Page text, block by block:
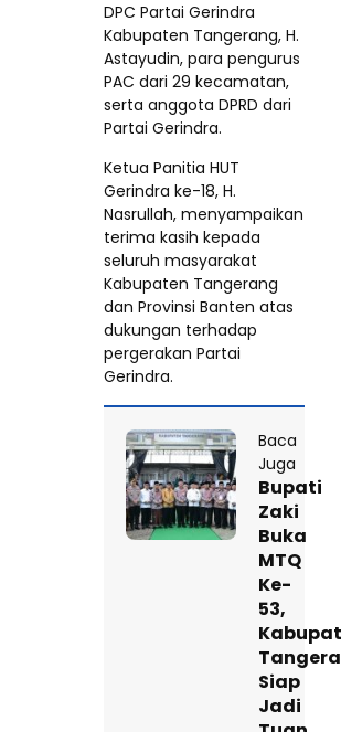
DPC Partai Gerindra
Kabupaten Tangerang, H.
Astayudin, para pengurus
PAC dari 29 kecamatan,
serta anggota DPRD dari
Partai Gerindra.
Ketua Panitia HUT
Gerindra ke-18, H.
Nasrullah, menyampaikan
terima kasih kepada
seluruh masyarakat
Kabupaten Tangerang
dan Provinsi Banten atas
dukungan terhadap
pergerakan Partai
Gerindra.
Baca
Juga
Bupati
Zaki
Buka
MTQ
Ke-
53,
Siap
Jadi